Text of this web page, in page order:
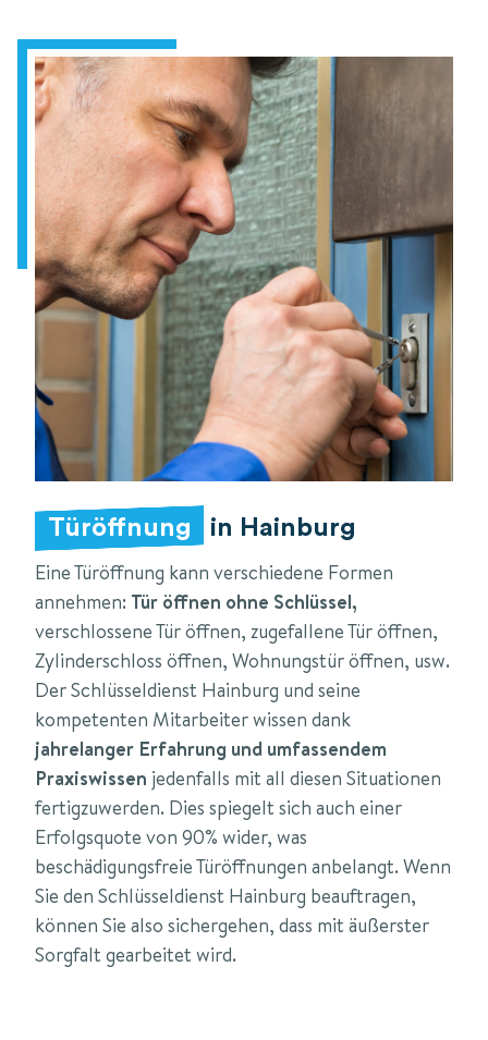
Türöffnung in Hainburg
Eine Türöffnung kann verschiedene Formen
annehmen: Tür öffnen ohne Schlüssel,
verschlossene Tür öffnen, zugefallene Tür öffnen,
Zylinderschloss öffnen, Wohnungstür öffnen, usw.
Der Schlüsseldienst Hainburg und seine
kompetenten Mitarbeiter wissen dank
jahrelanger Erfahrung und umfassendem
Praxiswissen jedenfalls mit all diesen Situationen
fertigzuwerden. Dies spiegelt sich auch einer
Erfolgsquote von 90% wider, was
beschädigungsfreie Türöffnungen anbelangt. Wenn
Sie den Schlüsseldienst Hainburg beauftragen,
können Sie also sichergehen, dass mit äußerster
Sorgfalt gearbeitet wird.